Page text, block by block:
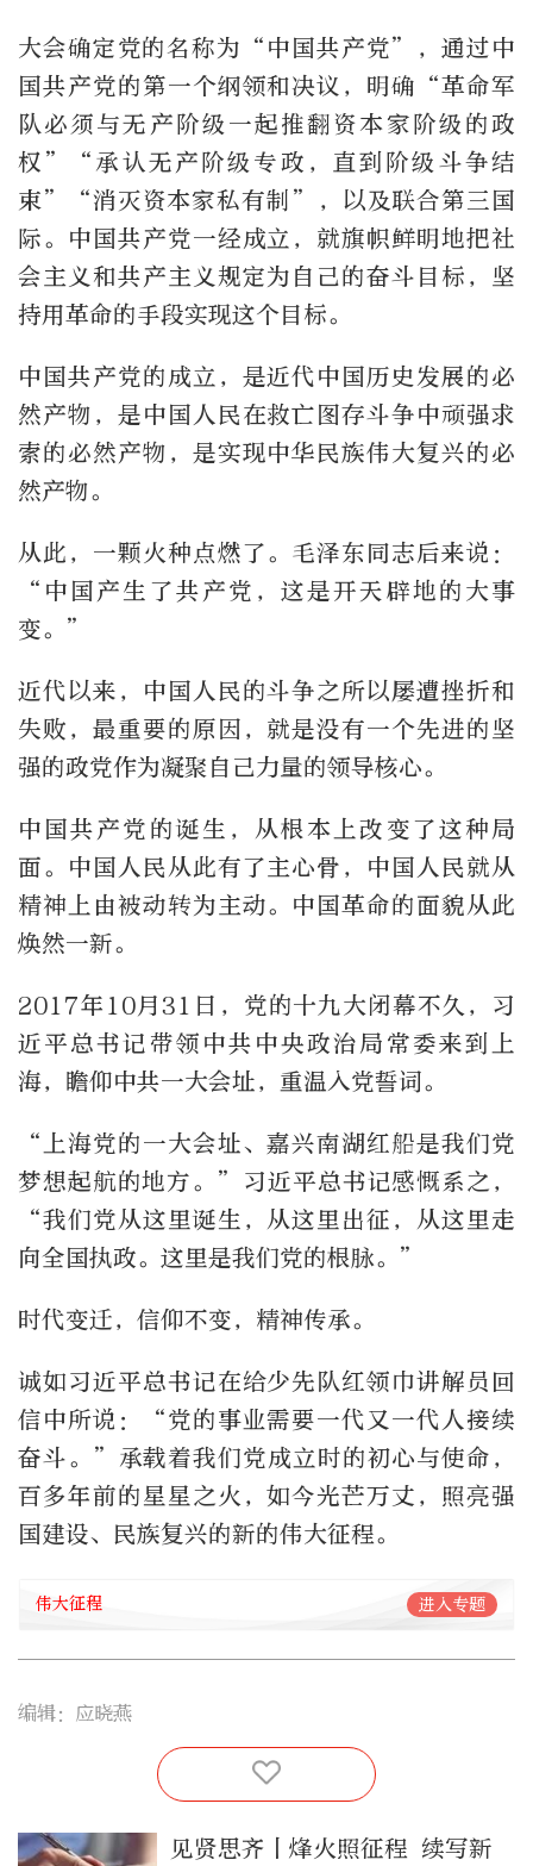
大会确定党的名称为“中国共产党”，通过中
国共产党的第一个纲领和决议，明确“革命军
队必须与无产阶级一起推翻资本家阶级的政
权”“承认无产阶级专政，直到阶级斗争结
束”“消灭资本家私有制”，以及联合第三国
际。中国共产党一经成立，就旗帜鲜明地把社
会主义和共产主义规定为自己的奋斗目标，坚
持用革命的手段实现这个目标。
中国共产党的成立，是近代中国历史发展的必
然产物，是中国人民在救亡图存斗争中顽强求
索的必然产物，是实现中华民族伟大复兴的必
然产物。
从此，一颗火种点燃了。毛泽东同志后来说：
“中国产生了共产党，这是开天辟地的大事
变。”
近代以来，中国人民的斗争之所以屡遭挫折和
失败，最重要的原因，就是没有一个先进的坚
强的政党作为凝聚自己力量的领导核心。
中国共产党的诞生，从根本上改变了这种局
面。中国人民从此有了主心骨，中国人民就从
精神上由被动转为主动。中国革命的面貌从此
焕然一新。
2017年10月31日，党的十九大闭幕不久，习
近平总书记带领中共中央政治局常委来到上
海，瞻仰中共一大会址，重温入党誓词。
“上海党的一大会址、嘉兴南湖红船是我们党
梦想起航的地方。”习近平总书记感慨系之，
“我们党从这里诞生，从这里出征，从这里走
向全国执政。这里是我们党的根脉。”
时代变迁，信仰不变，精神传承。
诚如习近平总书记在给少先队红领巾讲解员回
信中所说：“党的事业需要一代又一代人接续
奋斗。”承载着我们党成立时的初心与使命，
百多年前的星星之火，如今光芒万丈，照亮强
国建设、民族复兴的新的伟大征程。
伟大征程 进入专题
编辑：应晓燕
见贤思齐丨烽火照征程 续写新